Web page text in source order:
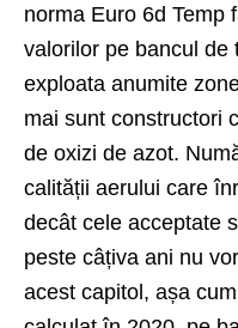
norma Euro 6d Temp
valorilor pe bancul de
exploata anumite
mai sunt constructori
de oxizi de azot.
calității aerului care
decât cele acceptate
peste câțiva ani nu
acest capitol, așa